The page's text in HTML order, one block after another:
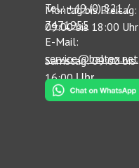
Tel.:+49 (0) 821 /
7471955
E-Mail:
service@baltex.net
Montag bis Freitag:
09:00 bis 18:00 Uhr
Samstag: 09:00 bis
16:00Uhr